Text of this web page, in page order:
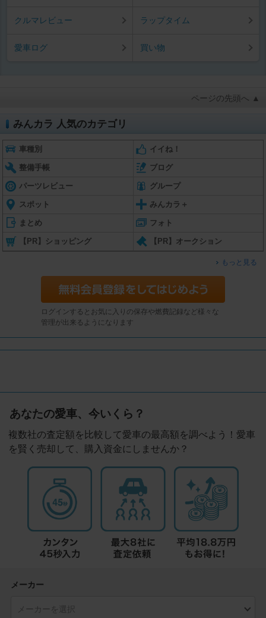
クルマレビュー ラップタイム
愛車ログ 買い物
ページの先頭へ ▲
みんカラ 人気のカテゴリ
車種別 イイね！
整備手帳 ブログ
パーツレビュー グループ
スポット みんカラ＋
まとめ フォト
【PR】ショッピング 【PR】オークション
もっと見る
ログインするとお気に入りの保存や燃費記録など様々な
管理が出来るようになります
あなたの愛車、今いくら？
複数社の査定額を比較して愛車の最高額を調べよう！愛車
を賢く売却して、購入資金にしませんか？
メーカー